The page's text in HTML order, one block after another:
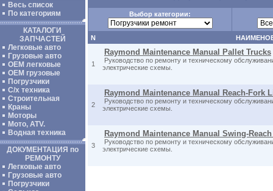
Весь список
По категориям
КАТАЛОГИ
ЗАПЧАСТЕЙ
Легковые авто
Грузовые авто
ОЕМ легковые
OEM грузовые
Погрузчики
С/х техника
Строительная
Краны
Моторы
Мото, ATV.
Водная техника
ДОКУМЕНТАЦИЯ по
РЕМОНТУ
Легковые авто
Грузовые авто
Погрузчики
Выбор категории:
N
1
Raymond Maintenance Manual Pallet Trucks
Руководство по ремонту и техническому
электрические схемы.
2
Raymond Maintenance Manual Reach-Fork
Руководство по ремонту и техническому
электрические схемы.
3
Raymond Maintenance Manual Swing-
Руководство по ремонту и техническому
электрические схемы.